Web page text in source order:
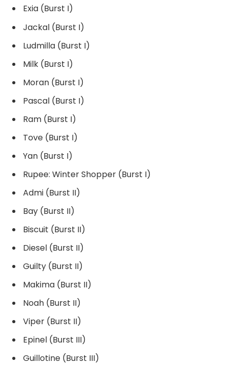
Exia (Burst I)
Jackal (Burst I)
Ludmilla (Burst I)
Milk (Burst I)
Moran (Burst I)
Pascal (Burst I)
Ram (Burst I)
Tove (Burst I)
Yan (Burst I)
Rupee: Winter Shopper (Burst I)
Admi (Burst II)
Bay (Burst II)
Biscuit (Burst II)
Diesel (Burst II)
Guilty (Burst II)
Makima (Burst II)
Noah (Burst II)
Viper (Burst II)
Epinel (Burst III)
Guillotine (Burst III)